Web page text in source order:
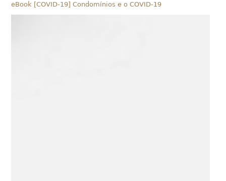
eBook [COVID-19] Condomínios e o COVID-19